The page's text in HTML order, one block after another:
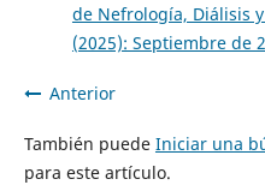
de Nefrología, Diálisis
(2025): Septiembre de
Anterior
También puede Iniciar una
para este artículo.